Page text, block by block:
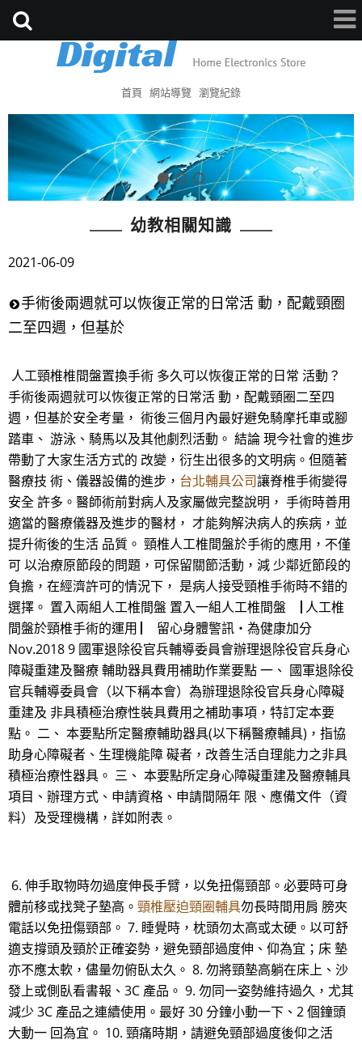
首頁 網站導覽 瀏覽紀錄
幼教相關知識
2021-06-09
手術後兩週就可以恢復正常的日常活 動，配戴頸圈
二至四週，但基於
人工頸椎椎間盤置換手術 多久可以恢復正常的日常 活動？
手術後兩週就可以恢復正常的日常活 動，配戴頸圈二至四
週，但基於安全考量， 術後三個月內最好避免騎摩托車或腳
踏車、 游泳、騎馬以及其他劇烈活動。 結論 現今社會的進步
帶動了大家生活方式的 改變，衍生出很多的文明病。但隨著
醫療技 術、儀器設備的進步， 台北輔具公司讓脊椎手術變得
安全 許多。醫師術前對病人及家屬做完整說明， 手術時善用
適當的醫療儀器及進步的醫材， 才能夠解決病人的疾病，並
提升術後的生活 品質。 頸椎人工椎間盤於手術的應用，不僅
可 以治療原節段的問題，可保留關節活動，減 少鄰近節段的
負擔，在經濟許可的情況下， 是病人接受頸椎手術時不錯的
選擇。 置入兩組人工椎間盤 置入一組人工椎間盤 ▕ 人工椎
間盤於頸椎手術的運用 ▏ 留心身體警訊‧為健康加分
Nov.2018 9 國軍退除役官兵輔導委員會辦理退除役官兵身心
障礙重建及醫療 輔助器具費用補助作業要點 一、 國軍退除役
官兵輔導委員會（以下稱本會）為辦理退除役官兵身心障礙
重建及 非具積極治療性裝具費用之補助事項，特訂定本要
點。 二、 本要點所定醫療輔助器具(以下稱醫療輔具)，指協
助身心障礙者、生理機能障 礙者，改善生活自理能力之非具
積極治療性器具。 三、 本要點所定身心障礙重建及醫療輔具
項目、辦理方式、申請資格、申請間隔年 限、應備文件（資
料）及受理機構，詳如附表。
6. 伸手取物時勿過度伸長手臂，以免扭傷頸部。必要時可身
體前移或找凳子墊高。 頸椎壓迫頸圈輔具勿長時間用肩 膀夾
電話以免扭傷頸部。 7. 睡覺時，枕頭勿太高或太硬。以可舒
適支撐頭及頸於正確姿勢，避免頸部過度伸、仰為宜；床 墊
亦不應太軟，儘量勿俯臥太久。 8. 勿將頸墊高躺在床上、沙
發上或側臥看書報、3C 產品。 9. 勿同一姿勢維持過久，尤其
減少 3C 產品之連續使用。最好 30 分鐘小動一下、2 個鐘頭
大動一 回為宜。 10. 頸痛時期，請避免頸部過度後仰之活